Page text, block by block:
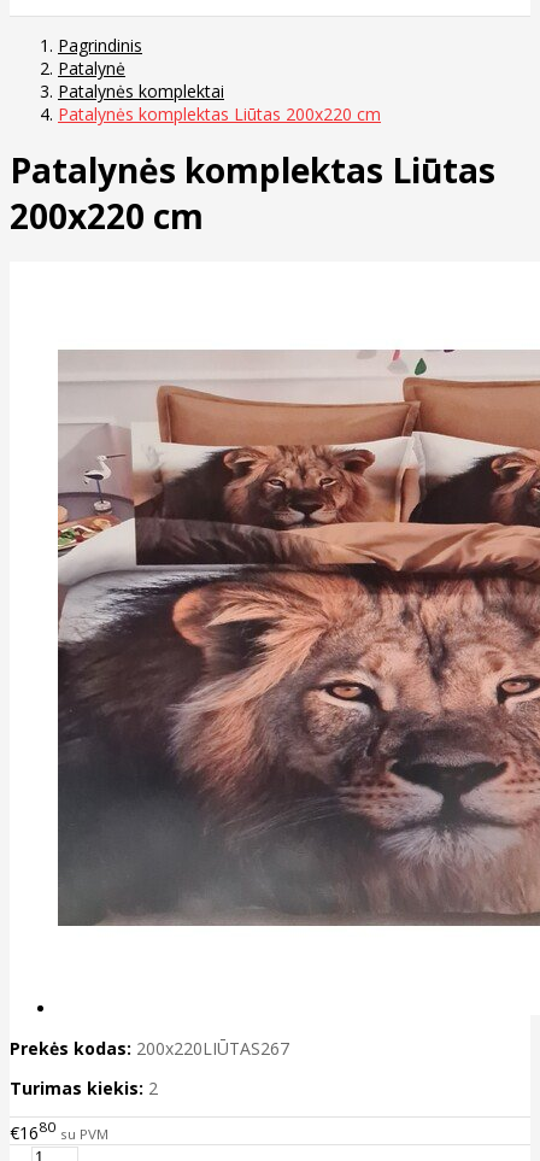
Pagrindinis
Patalynė
Patalynės komplektai
Patalynės komplektas Liūtas 200x220 cm
Patalynės komplektas Liūtas
200x220 cm
Prekės kodas: 200x220LIŪTAS267
Turimas kiekis: 2
€1680 su PVM